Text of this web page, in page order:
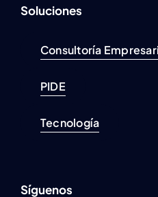
Soluciones
Consultoría
PIDE
Tecnología
Síguenos